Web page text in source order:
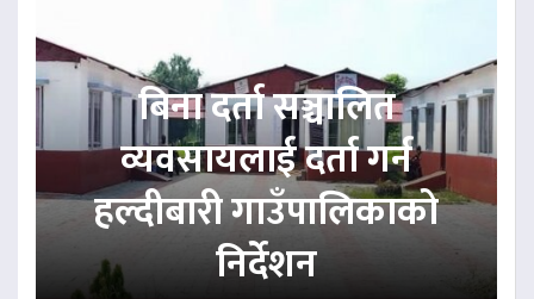
बिना दर्ता सञ्चालित
व्यवसायलाई दर्ता गर्न
हल्दीबारी गाउँपालिकाको
निर्देशन